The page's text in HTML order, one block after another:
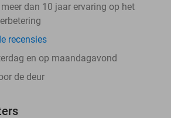
dan 10 jaar ervaring op het
recensies
en op maandagavond
de deur